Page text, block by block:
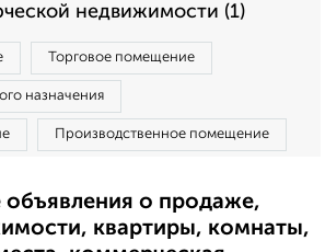
недвижимости (1)
Торговое помещение
назначения
Производственное помещение
о продаже,
квартиры, комнаты,